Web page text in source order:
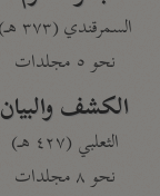
السمرقندي (٣٧٣ هـ)
نحو ٥ مجلدات
الكشف والبيان
الثعلبي (٤٢٧ هـ)
نحو ٨ مجلدات